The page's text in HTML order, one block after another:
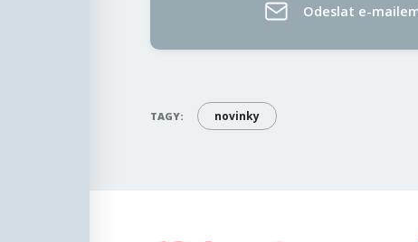
Odeslat e-
TAGY: novinky